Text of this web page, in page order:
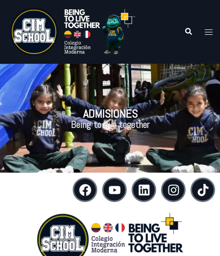
ADMISIONES
Being to live together